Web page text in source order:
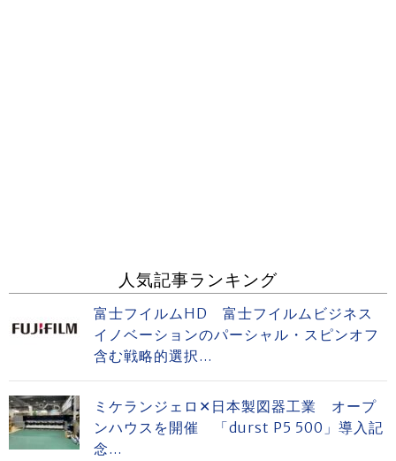
人気記事ランキング
富士フイルムHD 富士フイルムビジネス
イノベーションのパーシャル・スピンオフ
含む戦略的選択...
ミケランジェロ✕日本製図器工業 オープ
ンハウスを開催 「durst P5 500」導入記
念...